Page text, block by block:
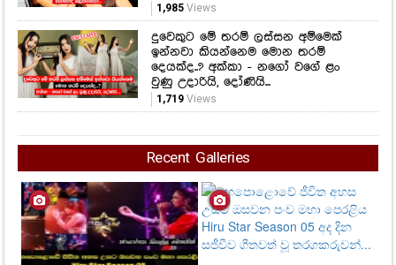
1,985Views
දුවෙකුට මේ තරම් ලස්සන අම්මෙක්
ඉන්නවා කියන්නෙම මොන තරම්
දෙයක්ද..? අක්කා - නගෝ වගේ ළං
වුණු උදාරියි, දෝණියි...
1,719Views
Recent Galleries